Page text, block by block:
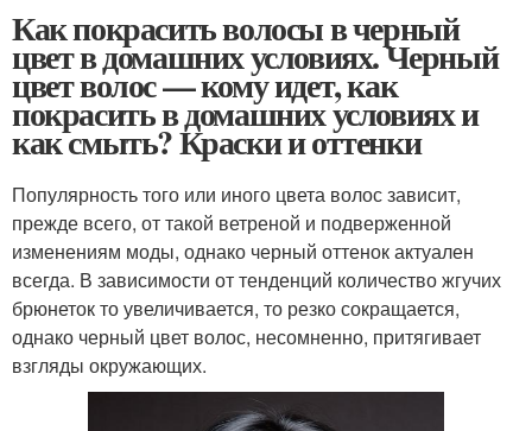
Как покрасить волосы в черный
цвет в домашних условиях. Черный
цвет волос — кому идет, как
покрасить в домашних условиях и
как смыть? Краски и оттенки
Популярность того или иного цвета волос зависит,
прежде всего, от такой ветреной и подверженной
изменениям моды, однако черный оттенок актуален
всегда. В зависимости от тенденций количество жгучих
брюнеток то увеличивается, то резко сокращается,
однако черный цвет волос, несомненно, притягивает
взгляды окружающих.